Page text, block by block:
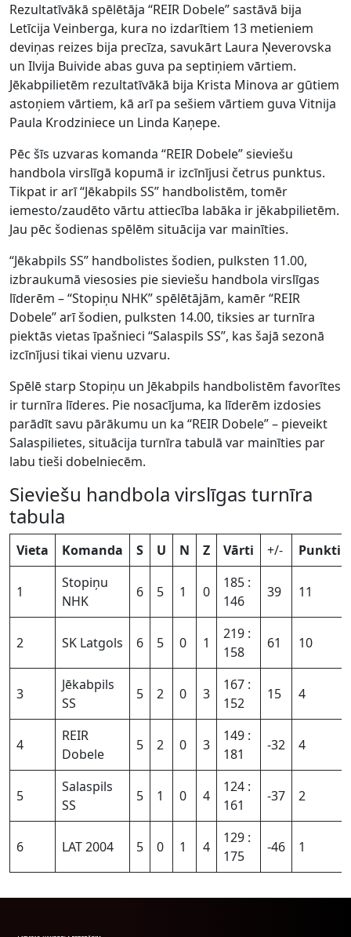
Rezultatīvākā spēlētāja “REIR Dobele” sastāvā bija
Letīcija Veinberga, kura no izdarītiem 13 metieniem
deviņas reizes bija precīza, savukārt Laura Ņeverovska
un Ilvija Buivide abas guva pa septiņiem vārtiem.
Jēkabpilietēm rezultatīvākā bija Krista Minova ar gūtiem
astoņiem vārtiem, kā arī pa sešiem vārtiem guva Vitnija
Paula Krodziniece un Linda Kaņepe.
Pēc šīs uzvaras komanda “REIR Dobele” sieviešu
handbola virslīgā kopumā ir izcīnījusi četrus punktus.
Tikpat ir arī “Jēkabpils SS” handbolistēm, tomēr
iemesto/zaudēto vārtu attiecība labāka ir jēkabpilietēm.
Jau pēc šodienas spēlēm situācija var mainīties.
“Jēkabpils SS” handbolistes šodien, pulksten 11.00,
izbraukumā viesosies pie sieviešu handbola virslīgas
līderēm – “Stopiņu NHK” spēlētājām, kamēr “REIR
Dobele” arī šodien, pulksten 14.00, tiksies ar turnīra
piektās vietas īpašnieci “Salaspils SS”, kas šajā sezonā
izcīnījusi tikai vienu uzvaru.
Spēlē starp Stopiņu un Jēkabpils handbolistēm favorītes
ir turnīra līderes. Pie nosacījuma, ka līderēm izdosies
parādīt savu pārākumu un ka “REIR Dobele” – pieveikt
Salaspilietes, situācija turnīra tabulā var mainīties par
labu tieši dobelniecēm.
Sieviešu handbola virslīgas turnīra
tabula
Vieta Komanda S U N Z Vārti +/- Punkti
1
Stopiņu
NHK
6 5 1 0
185 :
146
39 11
2 SK Latgols 6 5 0 1
219 :
158
61 10
3
Jēkabpils
SS
5 2 0 3
167 :
152
15 4
4
REIR
Dobele
5 2 0 3
149 :
181
-32 4
5
Salaspils
SS
5 1 0 4
124 :
161
-37 2
6 LAT 2004 5 0 1 4
129 :
175
-46 1